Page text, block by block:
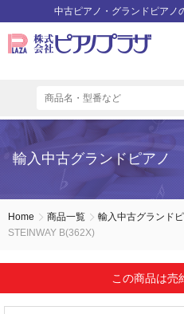
中古ピアノ・グランドピアノ
輸入中古グランドピアノ
Home 商品一覧 輸入中古グランド
STEINWAY B(362X)
この商品は売